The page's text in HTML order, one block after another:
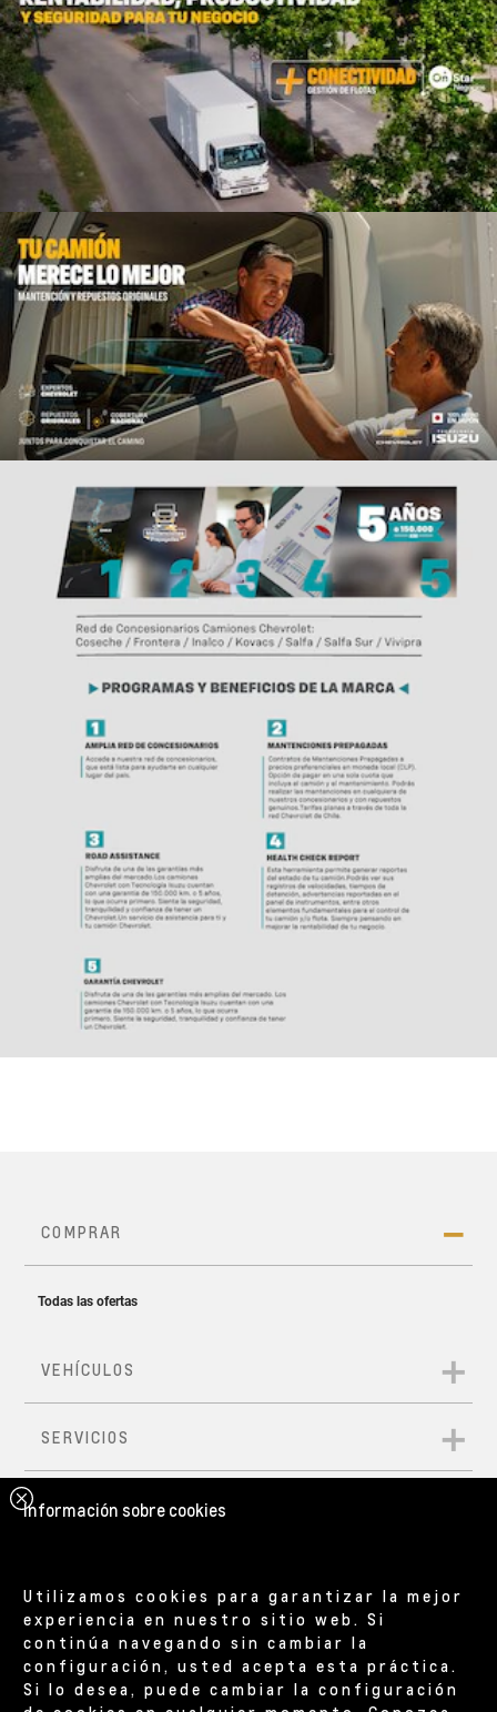
Información sobre cookies
Utilizamos cookies para garantizar la mejor
experiencia en nuestro sitio web. Si
continúa navegando sin cambiar la
configuración, usted acepta esta práctica.
Si lo desea, puede cambiar la configuración